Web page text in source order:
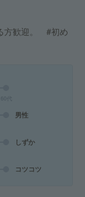
方歓迎。 #初め
男性
しずか
コツコツ